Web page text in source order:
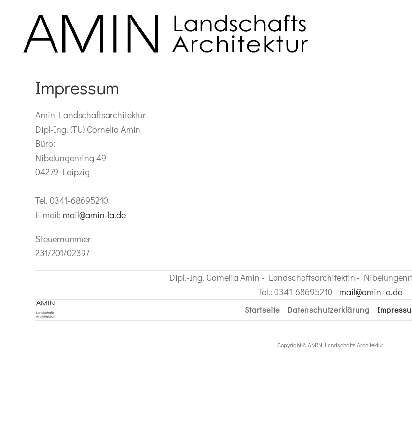
Impressum
Amin Landschaftsarchitektur
Dipl-Ing. (TU) Cornelia Amin
Büro:
Nibelungenring 49
04279 Leipzig
Tel. 0341-68695210
E-mail: mail@amin-la.de
Steuernummer
231/201/02397
Dipl.-Ing. Cornelia Amin - Landschaftsarchitektin -
Tel.: 0341-68695210 - mail@amin-la.de
Startseite Datenschutzerklärung
Copyright © AMIN Landschafts Architektur